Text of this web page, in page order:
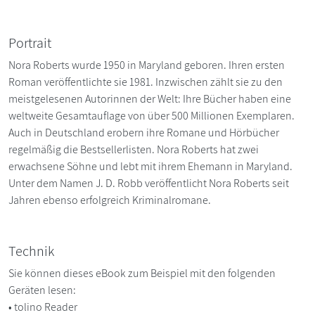
Portrait
Nora Roberts wurde 1950 in Maryland geboren. Ihren ersten
Roman veröffentlichte sie 1981. Inzwischen zählt sie zu den
meistgelesenen Autorinnen der Welt: Ihre Bücher haben eine
weltweite Gesamtauflage von über 500 Millionen Exemplaren.
Auch in Deutschland erobern ihre Romane und Hörbücher
regelmäßig die Bestsellerlisten. Nora Roberts hat zwei
erwachsene Söhne und lebt mit ihrem Ehemann in Maryland.
Unter dem Namen J. D. Robb veröffentlicht Nora Roberts seit
Jahren ebenso erfolgreich Kriminalromane.
Technik
Sie können dieses eBook zum Beispiel mit den folgenden
Geräten lesen:
• tolino Reader